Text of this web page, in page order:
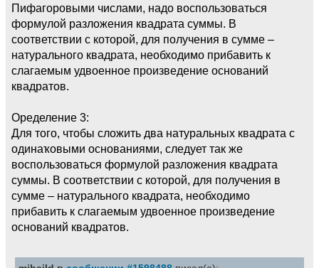
Пифагоровыми числами, надо воспользоваться
формулой разложения квадрата суммы. В
соответствии с которой, для получения в сумме –
натурального квадрата, необходимо прибавить к
слагаемым удвоенное произведение оснований
квадратов.
Оределение 3:
Для того, чтобы сложить два натуральных квадрата с
одинаҡовыми основаниями, следует так же
воспользоваться формулой разложения квадрата
суммы. В соответствии с которой, для получения в
сумме – натурального квадрата, необходимо
прибавить к слагаемым удвоенное произведение
оснований квадратов.